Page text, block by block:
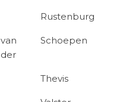
Rustenburg
van
der
Schoepen
Thevis